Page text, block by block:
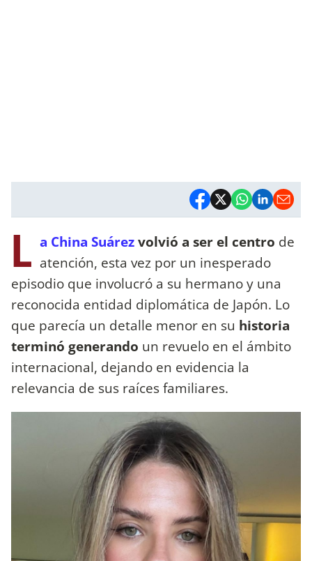
L a China Suárezvolvió a ser el centro de
atención, esta vez por un inesperado
episodio que involucró a su hermano y una
reconocida entidad diplomática de Japón. Lo
que parecía un detalle menor en su historia
terminó generando un revuelo en el ámbito
internacional, dejando en evidencia la
relevancia de sus raíces familiares.